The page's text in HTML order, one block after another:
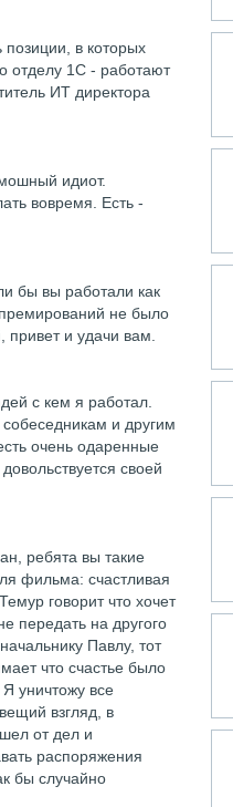
в которых
отделу 1С - работают
ИТ директора
идиот.
вовремя. Есть -
бы вы работали как
не было
привет и удачи вам.
с кем я работал.
и другим
очень одаренные
своей
ребята вы такие
фильма: счастливая
говорит что хочет
передать на другого
Павлу, тот
что счастье было
уничтожу все
взгляд, в
от дел и
распоряжения
бы случайно